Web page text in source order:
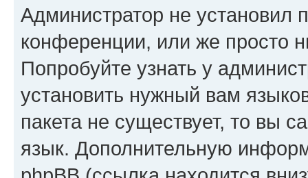
Администратор не установил
конференции, или же просто
Попробуйте узнать у
установить нужный вам
пакета не существует, то вы
язык. Дополнительную